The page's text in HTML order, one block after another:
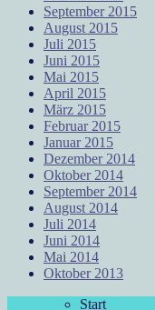
September 2015
August 2015
Juli 2015
Juni 2015
Mai 2015
April 2015
März 2015
Februar 2015
Januar 2015
Dezember 2014
Oktober 2014
September 2014
August 2014
Juli 2014
Juni 2014
Mai 2014
Oktober 2013
Start